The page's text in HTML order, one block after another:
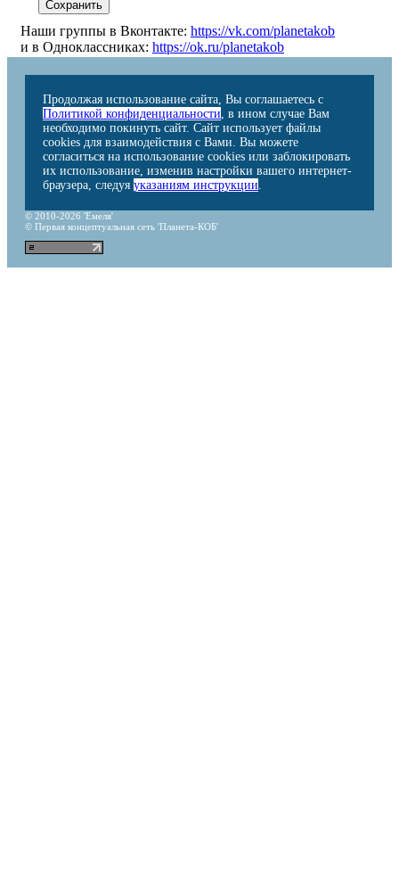
Наши группы в Вконтакте: https://vk.com/planetakob
и в Одноклассниках: https://ok.ru/planetakob
Продолжая использование сайта, Вы соглашаетесь с
Политикой конфиденциальности, в ином случае Вам
необходимо покинуть сайт. Сайт использует файлы
cookies для взаимодействия с Вами. Вы можете
согласиться на использование cookies или заблокировать
их использование, изменив настройки вашего интернет-
браузера, следуя указаниям инструкции.
© 2010-2026 'Емеля'
© Первая концептуальная сеть 'Планета-КОБ'